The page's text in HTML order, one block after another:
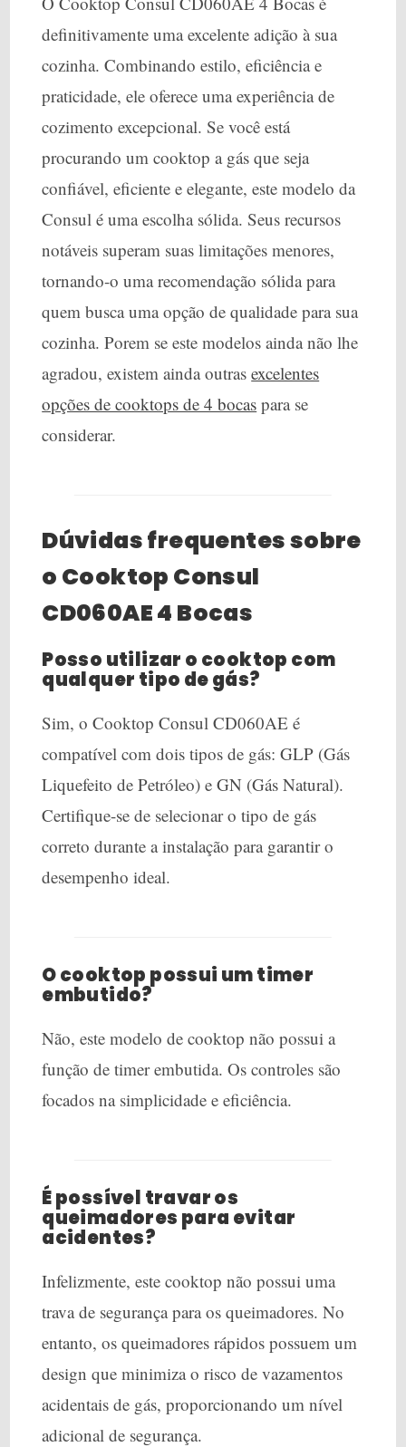
definitivamente uma excelente adição à sua
cozinha. Combinando estilo, eficiência e
praticidade, ele oferece uma experiência de
cozimento excepcional. Se você está
procurando um cooktop a gás que seja
confiável, eficiente e elegante, este modelo da
Consul é uma escolha sólida. Seus recursos
notáveis superam suas limitações menores,
tornando-o uma recomendação sólida para
quem busca uma opção de qualidade para sua
cozinha. Porem se este modelos ainda não lhe
agradou, existem ainda outrasexcelentes
opções de cooktops de 4 bocas para se
considerar.
Dúvidas frequentes sobre
o Cooktop Consul
CD060AE 4 Bocas
Posso utilizar o cooktop com
qualquer tipo de gás?
Sim, o Cooktop Consul CD060AE é
compatível com dois tipos de gás: GLP (Gás
Liquefeito de Petróleo) e GN (Gás Natural).
Certifique-se de selecionar o tipo de gás
correto durante a instalação para garantir o
desempenho ideal.
O cooktop possui um timer
embutido?
Não, este modelo de cooktop não possui a
função de timer embutida. Os controles são
focados na simplicidade e eficiência.
É possível travar os
queimadores para evitar
acidentes?
Infelizmente, este cooktop não possui uma
trava de segurança para os queimadores. No
entanto, os queimadores rápidos possuem um
design que minimiza o risco de vazamentos
acidentais de gás, proporcionando um nível
adicional de segurança.